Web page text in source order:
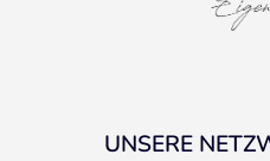
UNSERE